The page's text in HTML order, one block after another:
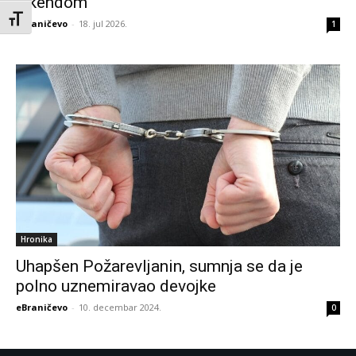
Toggle Font size
eBraničevo - 18. jul 2026. 1
Hronika
Uhapšen Požarevljanin, sumnja se da je
polno uznemiravao devojke
eBraničevo - 10. decembar 2024. 0